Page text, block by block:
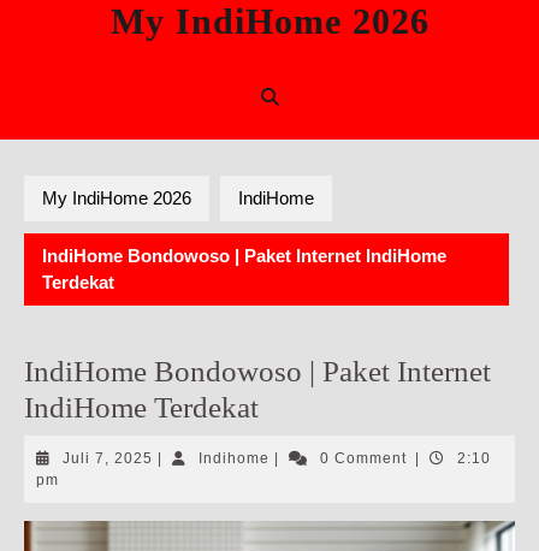
My IndiHome 2026
My IndiHome 2026 IndiHome
IndiHome Bondowoso | Paket Internet IndiHome
Terdekat
IndiHome Bondowoso | Paket Internet
IndiHome Terdekat
Juli 7, 2025 Juli
Indihome Indihome0 Comment
2:10
pm